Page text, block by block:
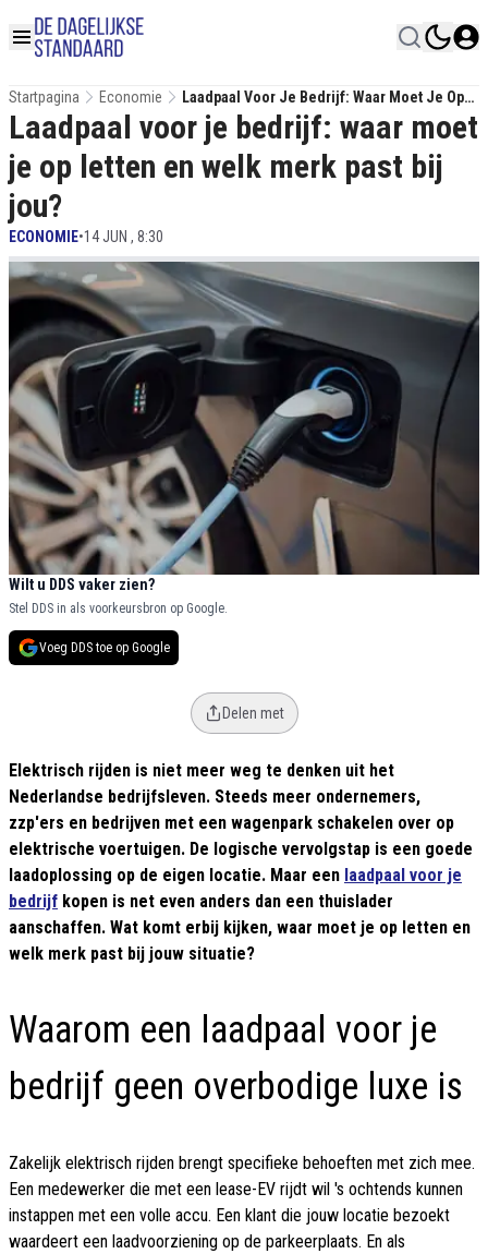
Startpagina Economie
Laadpaal Voor Je Bedrijf: Waar Moet Je Op
Letten En Welk Merk Past Bij Jou?
Laadpaal voor je bedrijf: waar moet
je op letten en welk merk past bij
jou?
ECONOMIE•14 JUN , 8:30
Wilt u DDS vaker zien?
Stel DDS in als voorkeursbron op Google.
Voeg DDS toe op Google
Delen met
Elektrisch rijden is niet meer weg te denken uit het
Nederlandse bedrijfsleven. Steeds meer ondernemers,
zzp'ers en bedrijven met een wagenpark schakelen over op
elektrische voertuigen. De logische vervolgstap is een goede
laadoplossing op de eigen locatie. Maar een laadpaal voor je
bedrijf kopen is net even anders dan een thuislader
aanschaffen. Wat komt erbij kijken, waar moet je op letten en
welk merk past bij jouw situatie?
Waarom een laadpaal voor je
bedrijf geen overbodige luxe is
Zakelijk elektrisch rijden brengt specifieke behoeften met zich mee.
Een medewerker die met een lease-EV rijdt wil 's ochtends kunnen
instappen met een volle accu. Een klant die jouw locatie bezoekt
waardeert een laadvoorziening op de parkeerplaats. En als